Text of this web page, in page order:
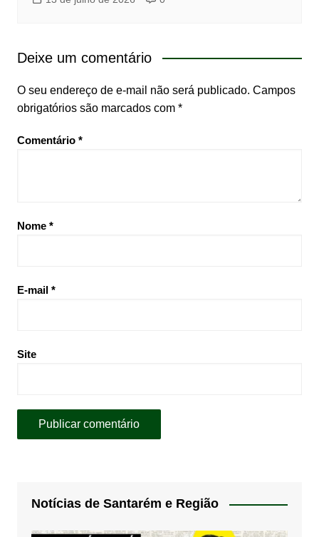
Deixe um comentário
O seu endereço de e-mail não será publicado. Campos
obrigatórios são marcados com *
Comentário *
Nome *
E-mail *
Site
Notícias de Santarém e Região